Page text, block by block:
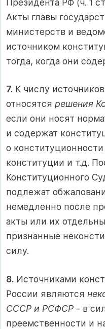
Президента РФ (ч. 1
Акты главы
министерств и
источником
тогда, когда они
7. К числу
относятся решения
если они носят
и содержат
о
конституции и т.д.
Конституционного
подлежат
немедленно после
акты или их
признанные
силу.
8. Источниками
России являются
СССР и РСФСР ‑ в
преемственности и